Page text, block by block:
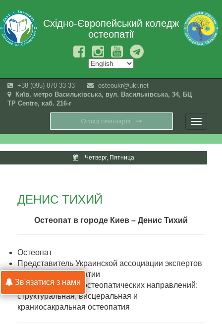
Східно-Європейський коледж
остеопатії
+38 (095) 870-33-33
osteoukr@ukr.net
Київ, метро Васильківська, вул. Васильківська, 34, БЦ
TP Centre, каб. 216-г
Toggle
Четверг, Пятница
ДЕНИС ТИХИЙ
Остеопат в городе Киев – Денис Тихий
Остеопат
Представитель Украинской ассоциации экспертов
массажа и остеопатии
Специалист всех остеопатических направлений:
структуральная, висцеральная и
краниосакральная остеопатия
Зв'язатися з нами